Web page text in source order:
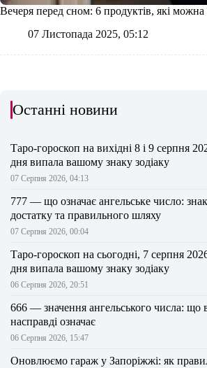
Вечеря перед сном: 6 продуктів, які можна
07 Листопада 2025, 05:12
Останні новини
Таро-гороскоп на вихідні 8 і 9 серпня
дня випала вашому знаку зодіаку
07 Серпня 2026, 04:13
777 — що означає ангельське число: знак
достатку та правильного шляху
07 Серпня 2026, 00:04
Таро-гороскоп на сьогодні, 7 серпня
дня випала вашому знаку зодіаку
06 Серпня 2026, 20:51
666 — значення ангельського числа: що
насправді означає
06 Серпня 2026, 15:47
Оновлюємо гараж у Запоріжжі: як